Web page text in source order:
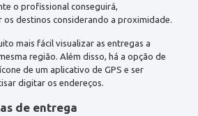
o profissional conseguirá,
os destinos considerando a proximidade.
mais fácil visualizar as entregas a
região. Além disso, há a opção de
de um aplicativo de GPS e ser
digitar os endereços.
de entrega